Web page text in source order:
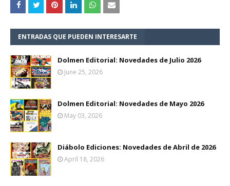
ENTRADAS QUE PUEDEN INTERESARTE
Dolmen Editorial: Novedades de Julio 2026
June 25, 2026
Dolmen Editorial: Novedades de Mayo 2026
May 03, 2026
Diábolo Ediciones: Novedades de Abril de 2026
April 18, 2026